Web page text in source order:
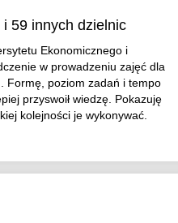
i 59 innych dzielnic
Ekonomicznego i
w prowadzeniu zajęć dla
Formę, poziom zadań i tempo
przyswoił wiedzę. Pokazuję
kolejności je wykonywać.